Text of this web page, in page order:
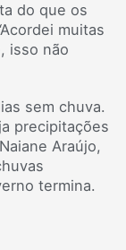
do que os
muitas
isso não
sem chuva.
precipitações
Araújo,
termina.